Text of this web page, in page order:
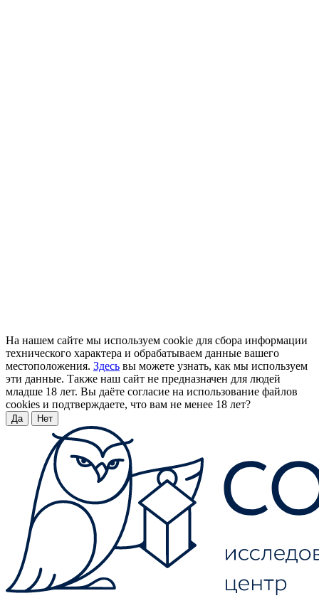
На нашем сайте мы используем cookie для сбора информации
технического характера и обрабатываем данные вашего
местоположения. Здесь вы можете узнать, как мы используем
эти данные. Также наш сайт не предназначен для людей
младше 18 лет. Вы даёте согласие на использование файлов
cookies и подтверждаете, что вам не менее 18 лет?
Да Нет